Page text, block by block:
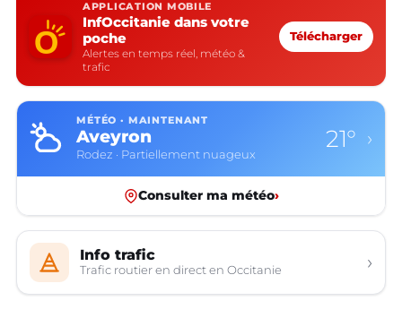
APPLICATION MOBILE
InfOccitanie dans votre
poche
Alertes en temps réel, météo &
trafic
Télécharger
MÉTÉO · MAINTENANT
Aveyron
Rodez · Partiellement nuageux
21° ›
Consulter ma météo›
Info trafic
Trafic routier en direct en Occitanie ›